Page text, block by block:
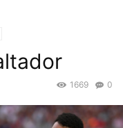
0
1669